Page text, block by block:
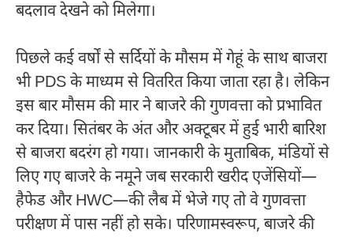
बदलाव देखने को मिलेगा।
पिछले कई वर्षों से सर्दियों के मौसम में गेहूं के साथ बाजरा
भी PDS के माध्यम से वितरित किया जाता रहा है। लेकिन
इस बार मौसम की मार ने बाजरे की गुणवत्ता को प्रभावित
कर दिया। सितंबर के अंत और अक्टूबर में हुई भारी बारिश
से बाजरा बदरंग हो गया। जानकारी के मुताबिक, मंडियों से
लिए गए बाजरे के नमूने जब सरकारी खरीद एजेंसियों—
हैफेड और HWC—की लैब में भेजे गए तो वे गुणवत्ता
परीक्षण में पास नहीं हो सके। परिणामस्वरूप, बाजरे की